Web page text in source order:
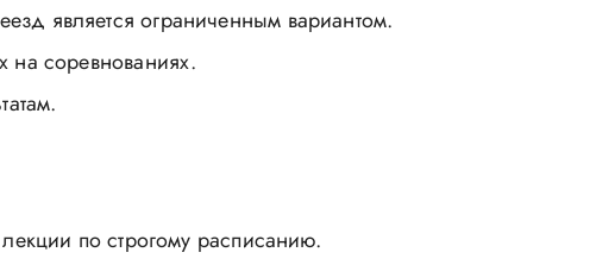
является ограниченным вариантом.
на соревнованиях.
по строгому расписанию.